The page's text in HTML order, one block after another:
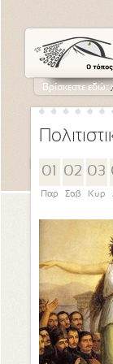
Βρίσκεστε εδώ:
01
Παρ
02
Σαβ
03
Κυρ